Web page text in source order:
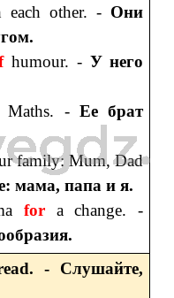
other. - Они
humour. - У него
Maths. - Ее брат
family: Mum, Dad
мама, папа и я.
for a change. -
- Слушайте,